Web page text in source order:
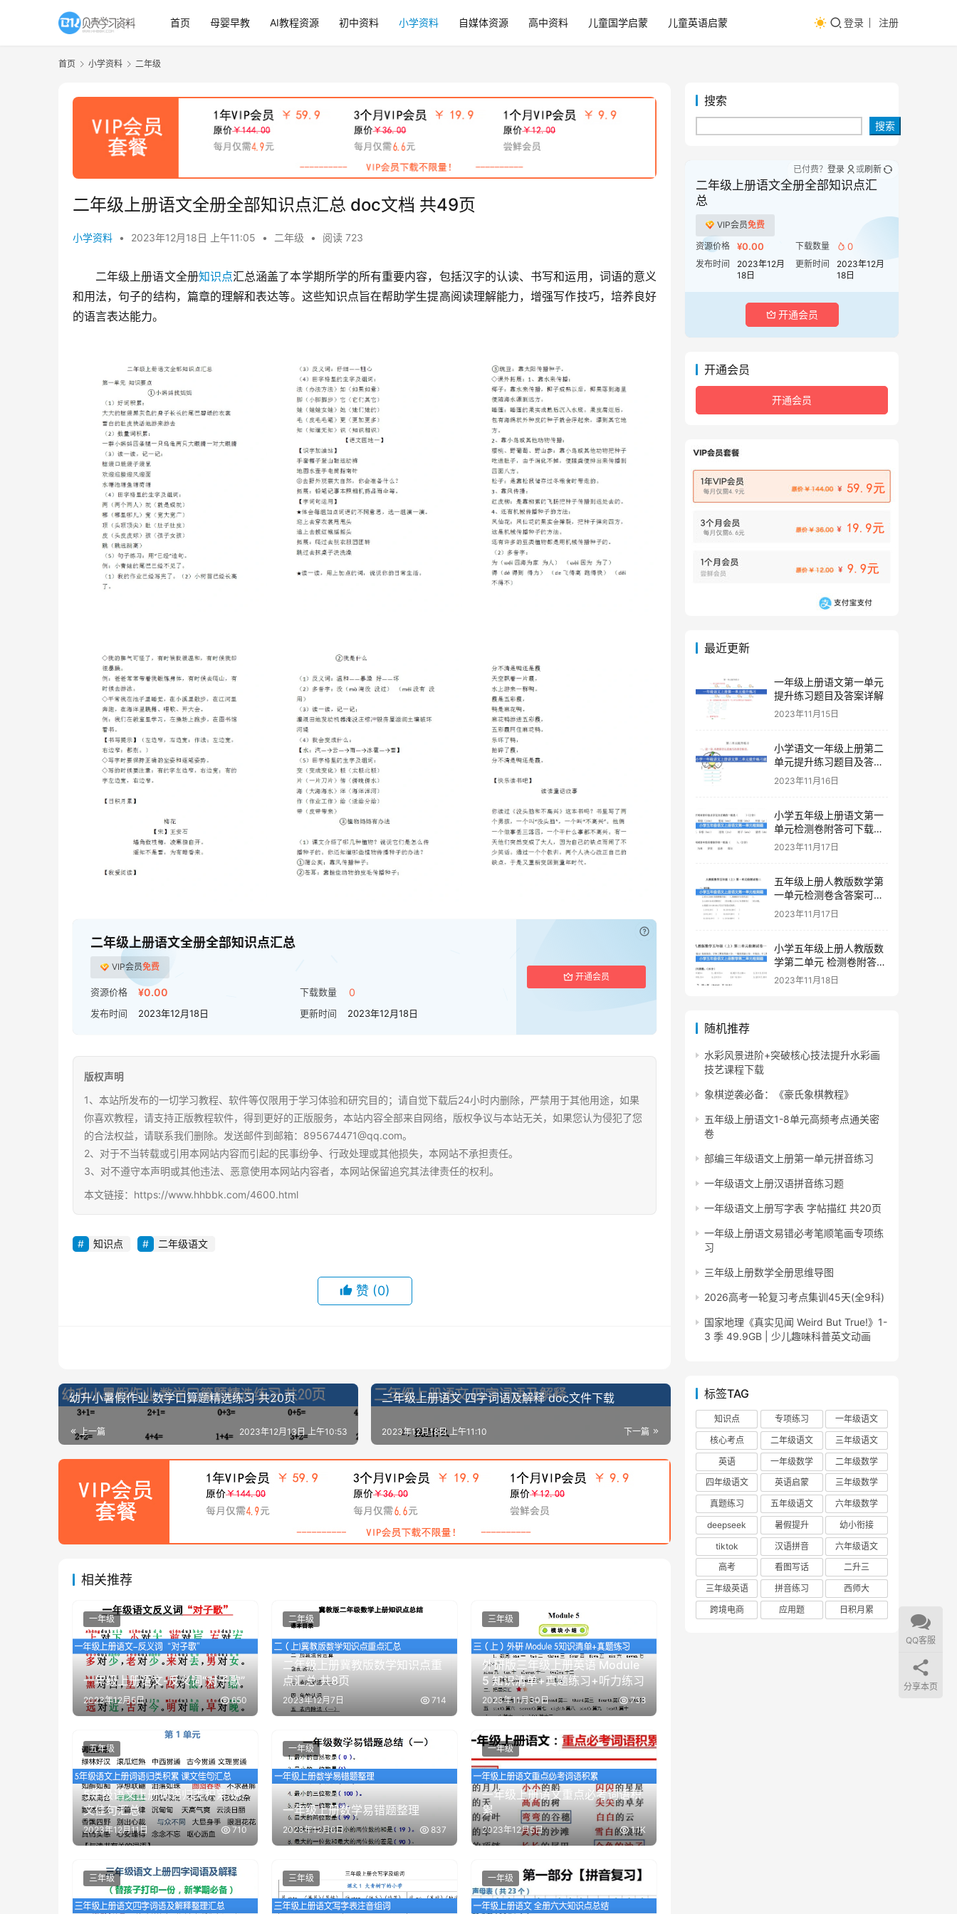
首页 母婴早教 AI教程资源 初中资料 小学资料 自媒体资源 高中资料 儿童国学启蒙 儿童英语启蒙 登录 注册
首页 小学资料 二年级
二年级上册语文全册全部知识点汇总 doc文档 共49页
小学资料 • 2023年12月18日 上午11:05 • 二年级 • 阅读 723
二年级上册语文全册知识点汇总涵盖了本学期所学的所有重要内容，包括汉字的认读、书写和运用，词语的意义
和用法，句子的结构，篇章的理解和表达等。这些知识点旨在帮助学生提高阅读理解能力，增强写作技巧，培养良好
的语言表达能力。
二年级上册语文全册全部知识点汇总
VIP会员免费
资源价格 ¥0.00 下载数量 0
发布时间 2023年12月18日 更新时间 2023年12月18日
开通会员
版权声明
1、本站所发布的一切学习教程、软件等仅限用于学习体验和研究目的；请自觉下载后24小时内删除，严禁用于其他用途，如果
你喜欢教程，请支持正版教程软件，得到更好的正版服务，本站内容全部来自网络，版权争议与本站无关，如果您认为侵犯了您
的合法权益，请联系我们删除。发送邮件到邮箱：895674471@qq.com。
2、对于不当转载或引用本网站内容而引起的民事纷争、行政处理或其他损失，本网站不承担责任。
3、对不遵守本声明或其他违法、恶意使用本网站内容者，本网站保留追究其法律责任的权利。
本文链接：https://www.hhbbk.com/4600.html
知识点 二年级语文
赞 (0)
幼升小暑假作业 数学口算题精选练习 共20页
上一篇 2023年12月13日 上午10:53
二年级上册语文 四字词语及解释 doc文件下载
下一篇
2023年12月18日 上午11:10
相关推荐
一年级上册语文-反义词“对子歌”
2023年12月5日 650
一年级
二年级上册冀教版数学知识点重
点汇总 共8页
2023年12月7日 714
二年级
外研版三年级上册英语 Module
5 知识清单+真题练习+听力练习
2023年11月30日 738
三年级
5年级语文上册词语归类积累 课
文佳句汇总
2023年12月11日 710
五年级
一年级上册数学易错题整理
2023年12月6日 837
一年级
一年级上册语文重点必考词语积
累
2023年12月5日 1.1K
一年级
三年级 三年级 一年级
搜索
搜索
二年级上册语文全册全部知识点汇
总
VIP会员免费
资源价格
¥0.00 下载数量 0
发布时间
2023年12月
18日
更新时间
2023年12月
18日
开通会员
已付费？ 登录 或刷新
开通会员
开通会员
最近更新
一年级上册语文第一单元
提升练习题目及答案详解
2023年11月15日
小学语文一年级上册第二
单元提升练习题目及答案
下载
2023年11月16日
小学五年级上册语文第一
单元检测卷附答可下载打
印
2023年11月17日
五年级上册人教版数学第
一单元检测卷含答案可下
载打印
2023年11月17日
小学五年级上册人教版数
学第二单元 检测卷附答案
下载
2023年11月18日
随机推荐
水彩风景进阶+突破核心技法提升水彩画
技艺课程下载
象棋逆袭必备：《豪氏象棋教程》
五年级上册语文1-8单元高频考点通关密
卷
部编三年级语文上册第一单元拼音练习
一年级语文上册汉语拼音练习题
一年级语文上册写字表 字帖描红 共20页
一年级上册语文易错必考笔顺笔画专项练
习
三年级上册数学全册思维导图
2026高考一轮复习考点集训45天(全9科)
国家地理《真实见闻 Weird But True!》1-
3 季 49.9GB | 少儿趣味科普英文动画
标签TAG
知识点 专项练习
一年级语文
核心考点
二年级语文
三年级语文
英语
一年级数学
二年级数学
四年级语文
英语启蒙
三年级数学
真题练习
五年级语文
六年级数学
deepseek
暑假提升
幼小衔接
tiktok
汉语拼音
六年级语文
高考
看图写话
二升三
三年级英语
拼音练习
西师大
跨境电商
应用题 日积月累
QQ客服
分享本页